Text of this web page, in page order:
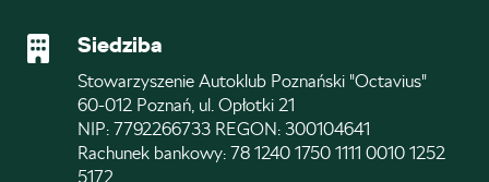
Siedziba
Stowarzyszenie Autoklub Poznański "Octavius"
60-012 Poznań, ul. Opłotki 21
NIP: 7792266733 REGON: 300104641
Rachunek bankowy: 78 1240 1750 1111 0010 1252
5172